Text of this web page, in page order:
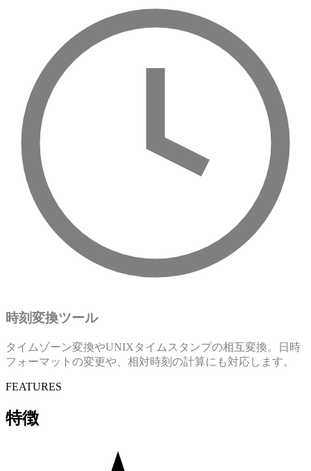
時刻変換ツール
タイムゾーン変換やUNIXタイムスタンプの相互変換。日時
フォーマットの変更や、相対時刻の計算にも対応します。
FEATURES
特徴